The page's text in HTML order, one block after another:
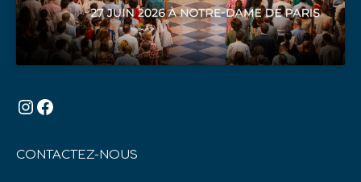
Instagram
Facebook
CONTACTEZ-NOUS